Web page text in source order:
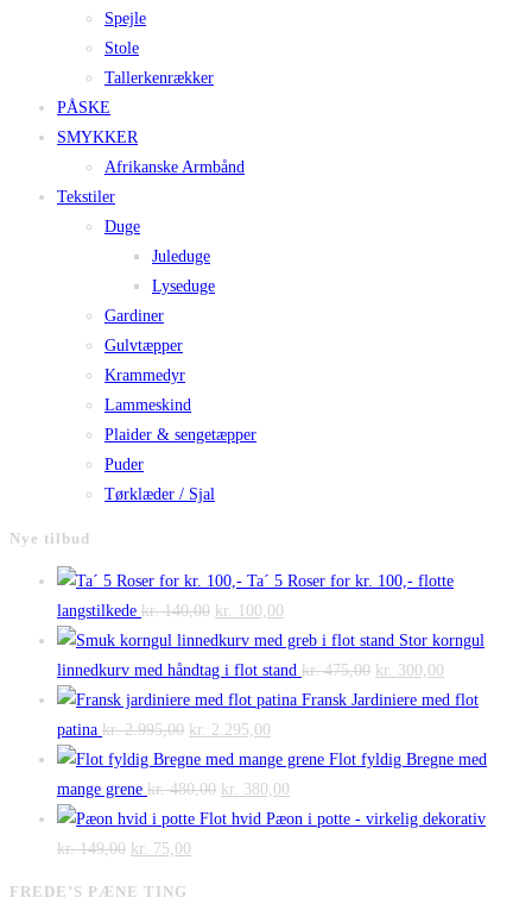
Spejle
Stole
Tallerkenrækker
PÅSKE
SMYKKER
Afrikanske Armbånd
Tekstiler
Duge
Juleduge
Lyseduge
Gardiner
Gulvtæpper
Krammedyr
Lammeskind
Plaider & sengetæpper
Puder
Tørklæder / Sjal
Nye tilbud
Ta´ 5 Roser for kr. 100,- flotte
langstilkede kr.140,00 Den
oprindelige
pris
var:
kr. 140,00.
kr. 100,00
aktuelle
pris
er:
Stor korngul
linnedkurv med håndtag i flot stand kr.475,00 Den
oprindelige
var:
kr. 300,00
aktuelle
er:
Fransk Jardiniere med flot
patina kr.2.995,00 Den
oprindelige
pris
var:
kr. 2.995,00.
kr. 2.295,00
aktuelle
pris
er:
Flot fyldig Bregne med
mange grene kr.480,00 Den
oprindelige
kr. 380,00
aktuelle
Flot hvid Pæon i potte - virkelig dekorativ
kr.149,00 Den
kr. 75,00
FREDE’S PÆNE TING